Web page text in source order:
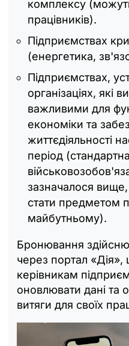
комплексу
працівників).
Підприємствах
(енергетика,
Підприємствах,
організаціях, які
важливими для
економіки та
життєдіяльності
період
зазначалося
стати предметом
майбутньому).
Бронювання
через портал
керівникам
оновлювати дані та
витяги для своїх